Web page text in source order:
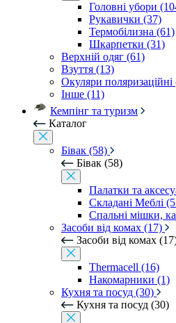
Головні убори
Рукавички (37)
Термобілизна (61)
Шкарпетки (31)
Верхній одяг (61)
Взуття (13)
Окуляри поляризаційні
Інше (11)
Кемпінг та туризм
Каталог
Бівак (58)
Бівак (58)
Палатки та
Складані Меблі
Спальні мішки,
Засоби від комах (17)
Засоби від комах
Thermacell (16)
Накомарники (1)
Кухня та посуд (30)
Кухня та посуд (30)